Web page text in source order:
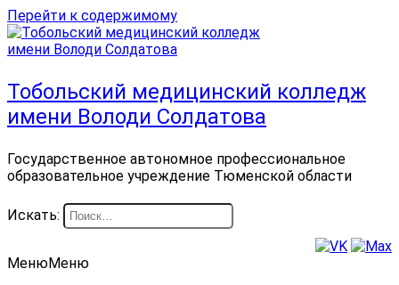
Перейти к содержимому
Тобольский медицинский колледж
имени Володи Солдатова
Государственное автономное профессиональное
образовательное учреждение Тюменской области
Искать:
МенюМеню